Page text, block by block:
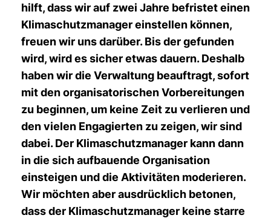
hilft, dass wir auf zwei Jahre befristet einen
Klimaschutzmanager einstellen können,
freuen wir uns darüber. Bis der gefunden
wird, wird es sicher etwas dauern. Deshalb
haben wir die Verwaltung beauftragt, sofort
mit den organisatorischen Vorbereitungen
zu beginnen, um keine Zeit zu verlieren und
den vielen Engagierten zu zeigen, wir sind
dabei. Der Klimaschutzmanager kann dann
in die sich aufbauende Organisation
einsteigen und die Aktivitäten moderieren.
Wir möchten aber ausdrücklich betonen,
dass der Klimaschutzmanager keine starre